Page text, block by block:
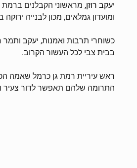
יעקב רוזן, מראשוני הקבלנים ברמת
ומועדון גמלאים, מכון לבנייה
כשוחרי תרבות ואמנות, יעקב ותמר
בבית צבי לכל העשור הקרוב.
ראש עיריית רמת גן כרמל שאמה
התרומה שלהם תאפשר לדור צעיר